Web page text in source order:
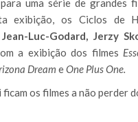
uma série de grandes
exibição, os Ciclos de
Jean-Luc-Godard, Jerzy
a exibição dos filmes
Dream eOne Plus One.
ficam os filmes a não perder